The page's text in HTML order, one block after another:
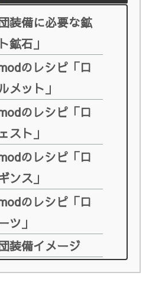
装備に必要な鉱
鉱石」
のレシピ「ロ
メット」
のレシピ「ロ
スト」
のレシピ「ロ
ンス」
のレシピ「ロ
ツ」
装備イメージ